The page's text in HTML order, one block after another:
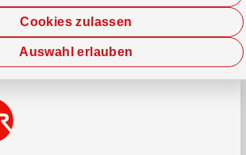
Cookies zulassen
Auswahl erlauben